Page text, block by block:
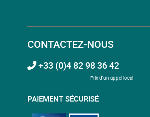
CONTACTEZ-NOUS
+33 (0)4 82 98 36 42
Prix d'un appel local
PAIEMENT SÉCURISÉ